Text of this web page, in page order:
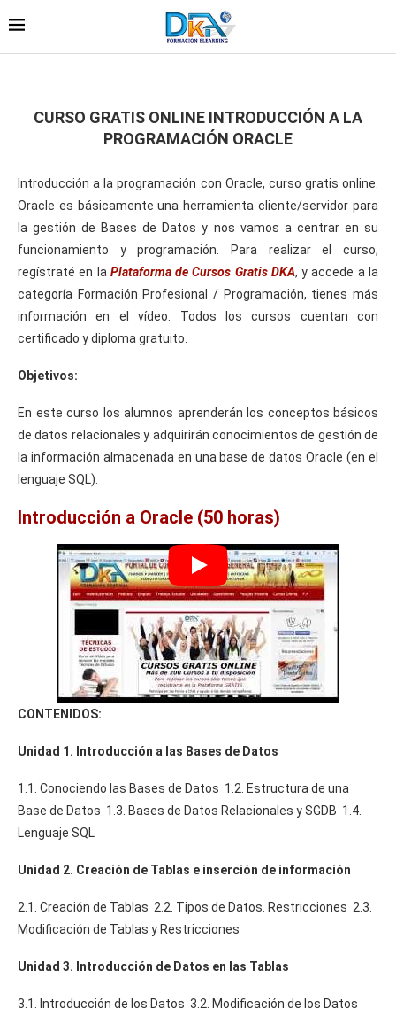
CURSO GRATIS ONLINE INTRODUCCIÓN A LA
PROGRAMACIÓN ORACLE
Introducción a la programación con Oracle, curso gratis online.
Oracle es básicamente una herramienta cliente/servidor para
la gestión de Bases de Datos y nos vamos a centrar en su
funcionamiento y programación. Para realizar el curso,
regístraté en la Plataforma de Cursos Gratis DKA, y accede a la
categoría Formación Profesional / Programación, tienes más
información en el vídeo. Todos los cursos cuentan con
certificado y diploma gratuito.
Objetivos:
En este curso los alumnos aprenderán los conceptos básicos
de datos relacionales y adquirirán conocimientos de gestión de
la información almacenada en una base de datos Oracle (en el
lenguaje SQL).
Introducción a Oracle (50 horas)
CONTENIDOS:
Unidad 1. Introducción a las Bases de Datos
1.1. Conociendo las Bases de Datos 1.2. Estructura de una
Base de Datos 1.3. Bases de Datos Relacionales y SGDB 1.4.
Lenguaje SQL
Unidad 2. Creación de Tablas e inserción de información
2.1. Creación de Tablas 2.2. Tipos de Datos. Restricciones 2.3.
Modificación de Tablas y Restricciones
Unidad 3. Introducción de Datos en las Tablas
3.1. Introducción de los Datos 3.2. Modificación de los Datos